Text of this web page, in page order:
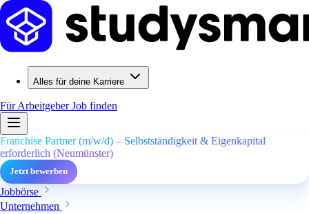
Alles für deine Karriere
Für ArbeitgeberJob finden
Franchise Partner (m/w/d) – Selbstständigkeit & Eigenkapital
erforderlich (Neumünster)
Jetzt bewerben
Jobbörse
Unternehmen